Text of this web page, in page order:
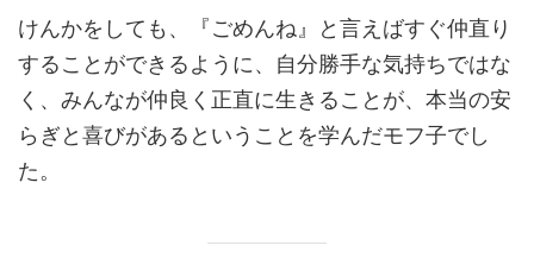
けんかをしても、『ごめんね』と言えばすぐ仲直り
することができるように、自分勝手な気持ちではな
く、みんなが仲良く正直に生きることが、本当の安
らぎと喜びがあるということを学んだモフ子でし
た。